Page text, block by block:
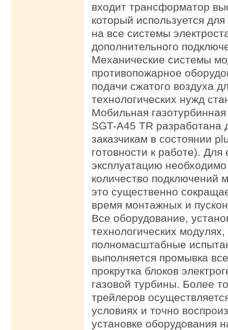
входит трансформатор
который используется
на все системы
дополнительного
Механические системы
противопожарное
подачи сжатого воздуха
технологических нужд
Мобильная
SGT-A45 TR разработана
заказчикам в состоянии
готовности к работе). Для
эксплуатацию
количество подключений
это существенно
время монтажных и
Все оборудование,
технологических
полномасштабные
выполняется промывка
прокрутка блоков
газовой турбины. Более
трейлеров
условиях и точно
установке оборудования